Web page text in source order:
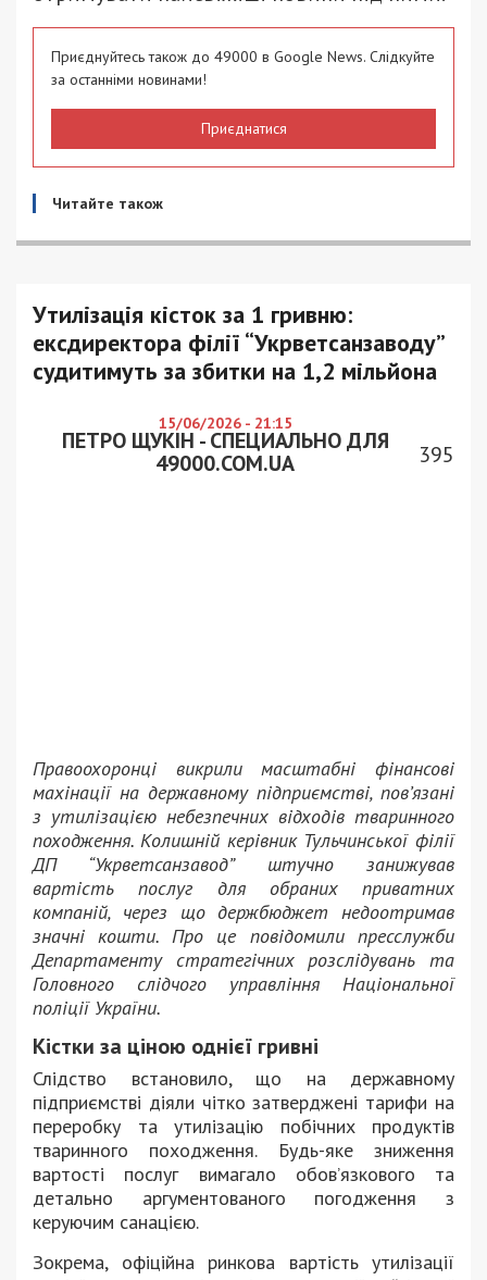
Приєднуйтесь також до 49000 в Google News. Слідкуйте
за останніми новинами!
Приєднатися
Читайте також
Утилізація кісток за 1 гривню:
ексдиректора філії “Укрветсанзаводу”
судитимуть за збитки на 1,2 мільйона
15/06/2026 - 21:15
ПЕТРО ЩУКІН - СПЕЦИАЛЬНО ДЛЯ
49000.COM.UA
395
Правоохоронці викрили масштабні фінансові
махінації на державному підприємстві, пов’язані
з утилізацією небезпечних відходів тваринного
походження. Колишній керівник Тульчинської філії
ДП “Укрветсанзавод” штучно занижував
вартість послуг для обраних приватних
компаній, через що держбюджет недоотримав
значні кошти. Про це повідомили пресслужби
Департаменту стратегічних розслідувань та
Головного слідчого управління Національної
поліції України.
Кістки за ціною однієї гривні
Слідство встановило, що на державному
підприємстві діяли чітко затверджені тарифи на
переробку та утилізацію побічних продуктів
тваринного походження. Будь-яке зниження
вартості послуг вимагало обов’язкового та
детально аргументованого погодження з
керуючим санацією.
Зокрема, офіційна ринкова вартість утилізації